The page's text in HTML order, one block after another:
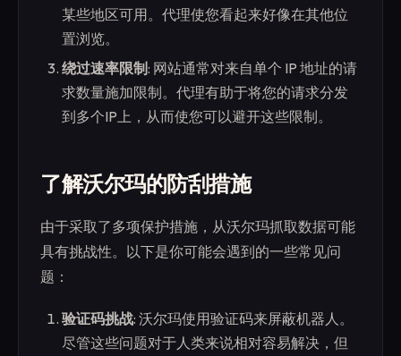
某些地区可用。代理使您看起来好像在其他位
置浏览。
绕过速率限制: 网站通常对来自单个 IP 地址的请
求数量施加限制。代理有助于将您的请求分发
到多个IP上，从而使您可以避开这些限制。
了解沃尔玛的防刮措施
由于采取了多项保护措施，从沃尔玛抓取数据可能
具有挑战性。以下是你可能会遇到的一些常见问
题：
验证码挑战: 沃尔玛使用验证码来屏蔽机器人。
尽管这些问题对于人类来说相对容易解决，但